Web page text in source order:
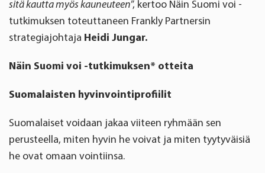
sitä kautta myös kauneuteen”, kertoo Näin Suomi voi -
tutkimuksen toteuttaneen Frankly Partnersin
strategiajohtaja Heidi Jungar.
Näin Suomi voi -tutkimuksen* otteita
Suomalaisten hyvinvointiprofiilit
Suomalaiset voidaan jakaa viiteen ryhmään sen
perusteella, miten hyvin he voivat ja miten tyytyväisiä
he ovat omaan vointiinsa.